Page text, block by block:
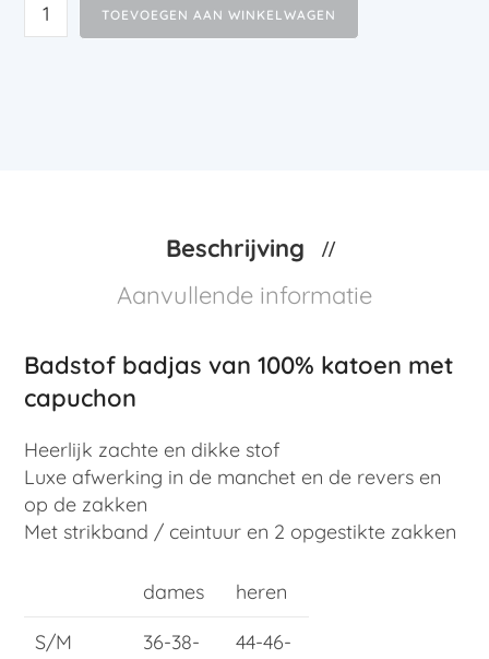
TOEVOEGEN AAN WINKELWAGEN
Beschrijving
Aanvullende informatie
Badstof badjas van 100% katoen met
capuchon
Heerlijk zachte en dikke stof
Luxe afwerking in de manchet en de revers en
op de zakken
Met strikband / ceintuur en 2 opgestikte zakken
dames
heren
S/M
36-38-
44-46-